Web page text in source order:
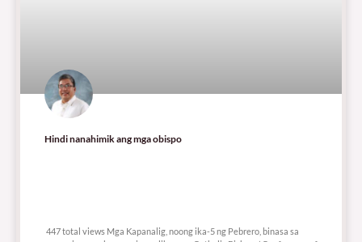
Hindi nanahimik ang mga obispo
447 total views Mga Kapanalig, noong ika-5 ng Pebrero, binasa sa